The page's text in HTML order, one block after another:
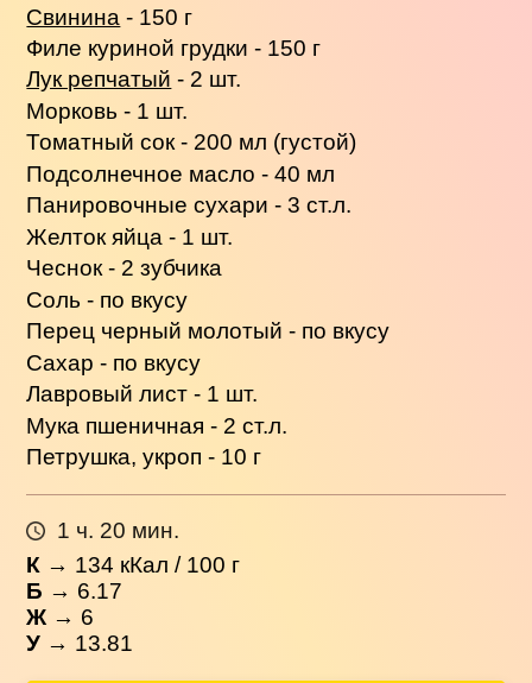
Свинина - 150 г
Филе куриной грудки - 150 г
Лук репчатый - 2 шт.
Морковь - 1 шт.
Томатный сок - 200 мл (густой)
Подсолнечное масло - 40 мл
Панировочные сухари - 3 ст.л.
Желток яйца - 1 шт.
Чеснок - 2 зубчика
Соль - по вкусу
Перец черный молотый - по вкусу
Сахар - по вкусу
Лавровый лист - 1 шт.
Мука пшеничная - 2 ст.л.
Петрушка, укроп - 10 г
1 ч. 20 мин.
К → 134 кКал / 100 г
Б → 6.17
Ж → 6
У → 13.81